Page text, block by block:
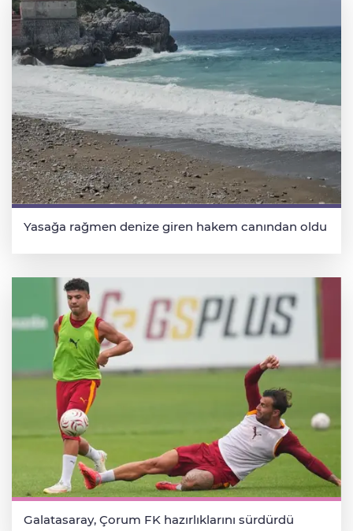
Yasağa rağmen denize giren hakem canından oldu
Galatasaray, Çorum FK hazırlıklarını sürdürdü